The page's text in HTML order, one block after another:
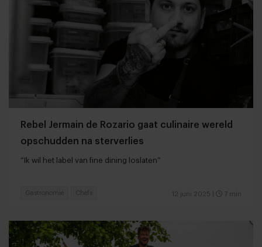
Rebel Jermain de Rozario gaat culinaire wereld
opschudden na sterverlies
“Ik wil het label van fine dining loslaten”
12 juni 2025 7 min
Gastronomie Chefs